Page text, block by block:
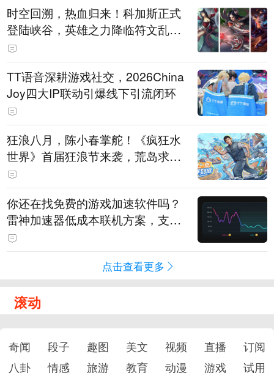
时空回溯，热血归来！科加斯正式
登陆峡谷，英雄之力降临符文乱
斗！
TT语音深耕游戏社交，2026China
Joy四大IP联动引爆线下引流闭环
狂浪八月，陈小春掌舵！《疯狂水
世界》首届狂浪节来袭，荒岛求生
直播即将开启
你还在找免费的游戏加速软件吗？
雷神加速器低成本联机方案，支持
免费试用
点击查看更多
滚动
奇闻 段子 趣图 美文 视频 直播
订阅
八卦
情感 旅游 教育 动漫 游戏 试用